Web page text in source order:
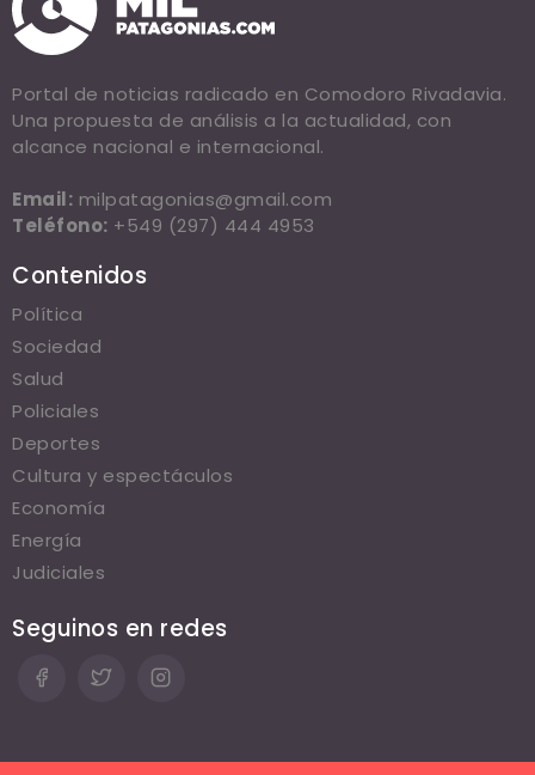
Portal de noticias radicado en Comodoro Rivadavia.
Una propuesta de análisis a la actualidad, con
alcance nacional e internacional.
Email: milpatagonias@gmail.com
Teléfono: +549 (297) 444 4953
Contenidos
Política
Sociedad
Salud
Policiales
Deportes
Cultura y espectáculos
Economía
Energía
Judiciales
Seguinos en redes